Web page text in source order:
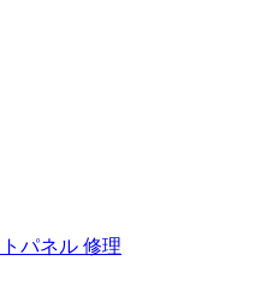
パネル 修理